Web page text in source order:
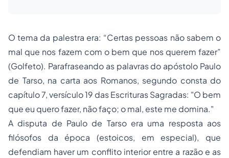
O tema da palestra era: “Certas pessoas não sabem o
mal que nos fazem com o bem que nos querem fazer”
(Golfeto). Parafraseando as palavras do apóstolo Paulo
de Tarso, na carta aos Romanos, segundo consta do
capítulo 7, versículo 19 das Escrituras Sagradas: "O bem
que eu quero fazer, não faço; o mal, este me domina."
A disputa de Paulo de Tarso era uma resposta aos
filósofos da época (estoicos, em especial), que
defendiam haver um conflito interior entre a razão e as